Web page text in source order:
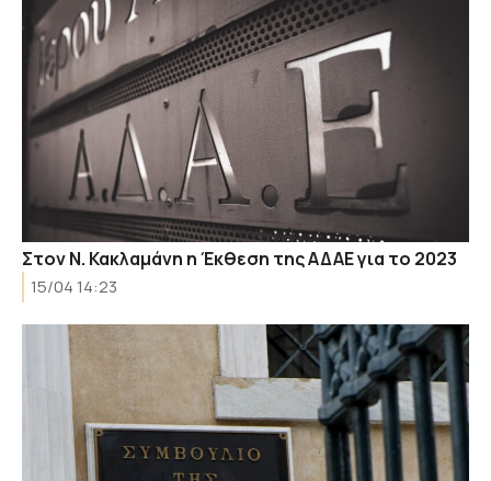
Στον Ν. Κακλαμάνη η Έκθεση της ΑΔΑΕ για το 2023
15/04 14:23